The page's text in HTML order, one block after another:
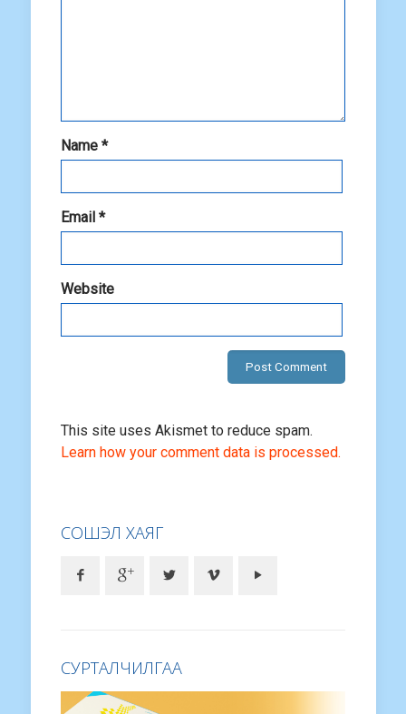
Name *
Email *
Website
This site uses Akismet to reduce spam.
Learn how your comment data is processed.
СОШЭЛ ХАЯГ
СУРТАЛЧИЛГАА